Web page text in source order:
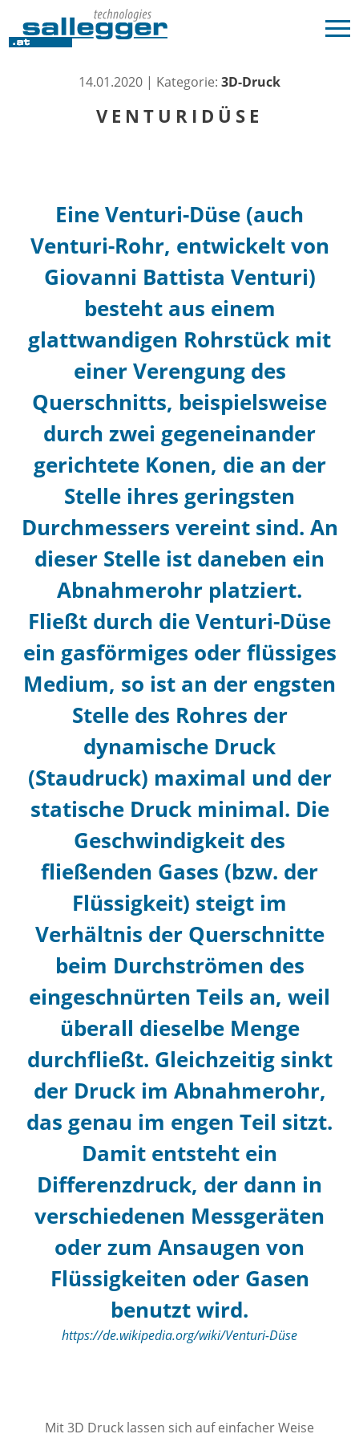
14.01.2020 | Kategorie: 3D-Druck
VENTURIDÜSE
EineVenturi-Düse (auch
Venturi-Rohr, entwickelt von
Giovanni Battista Venturi)
besteht aus einem
glattwandigen Rohrstück mit
einer Verengung des
Querschnitts, beispielsweise
durch zwei gegeneinander
gerichtete Konen, die an der
Stelle ihres geringsten
Durchmessers vereint sind. An
dieser Stelle ist daneben ein
Abnahmerohr platziert.
Fließt durch die Venturi-Düse
ein gasförmiges oder flüssiges
Medium, so ist an der engsten
Stelle des Rohres der
dynamische Druck
(Staudruck) maximal und der
statische Druckminimal. Die
Geschwindigkeit des
fließenden Gases (bzw. der
Flüssigkeit) steigt im
Verhältnis der Querschnitte
beim Durchströmen des
eingeschnürten Teils an, weil
überall dieselbe Menge
durchfließt. Gleichzeitig sinkt
der Druck im Abnahmerohr,
das genau im engen Teil sitzt.
Damit entsteht ein
Differenzdruck, der dann in
verschiedenen Messgeräten
oder zum Ansaugen von
Flüssigkeiten oder Gasen
benutzt wird.
https://de.wikipedia.org/wiki/Venturi-Düse
Mit 3D Druck lassen sich auf einfacher Weise